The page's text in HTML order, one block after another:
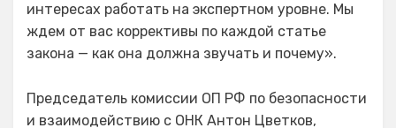
интересах работать на экспертном уровне. Мы
ждем от вас коррективы по каждой статье
закона — как она должна звучать и почему».
Председатель комиссии ОП РФ по безопасности
и взаимодействию с ОНК Антон Цветков,